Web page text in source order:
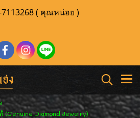
7113268 ( คุณหน่อย )
(Genuine Diamond Jewelry)